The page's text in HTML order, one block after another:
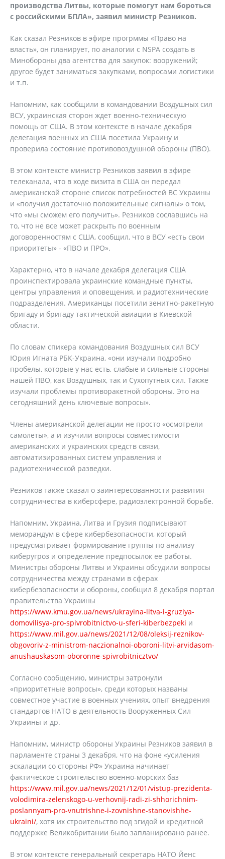
производства Литвы, которые помогут нам бороться
с российскими БПЛА», заявил министр Резников.
Как сказал Резников в эфире прогрммы «Право на
власть», он планирует, по аналогии с NSPA создать в
Минобороны два агентства для закупок: вооружений;
другое будет заниматься закупками, вопросами логистики
и т.п.
Напомним, как сообщили в командовании Воздушных сил
ВСУ, украинская сторон ждет военно-техническую
помощь от США. В этом контексте в начале декабря
делегация военных из США посетила Украину и
проверила состояние противовоздушной обороны (ПВО).
В этом контексте министр Резников заявил в эфире
телеканала, что в ходе визита в США он передал
американской стороне список потребностей ВС Украины
и «получил достаточно положительные сигналы» о том,
что «мы сможем его получить». Резников сославшись на
то, что не все может раскрыть по военным
договоренностям с США, сообщил, что в ВСУ «есть свои
приоритеты» - «ПВО и ПРО».
Характерно, что в начале декабря делегация США
проинспектировала украинские командные пункты,
центры управления и оповещения, и радиотехнические
подразделения. Американцы посетили зенитно-ракетную
бригаду и бригаду тактической авиации в Киевской
области.
По словам спикера командования Воздушных сил ВСУ
Юрия Игната РБК-Украина, «они изучали подробно
пробелы, которые у нас есть, слабые и сильные стороны
нашей ПВО, как Воздушных, так и Сухопутных сил. Также
изучали проблемы противоракетной обороны. Это на
сегодняшний день ключевые вопросы».
Члены американской делегации не просто «осмотрели
самолеты», а и изучили вопросы совместимости
американских и украинских средств связи,
автоматизированных систем управления и
радиотехнической разведки.
Резников также сказал о заинтересованности развития
сотрудничества в киберсфере, радиоэлектронной борьбе.
Напомним, Украина, Литва и Грузия подписывают
меморандум в сфере кибербезопасности, который
предусматривает формирование группы по анализу
киберугроз и определение предпосылок ее работы.
Министры обороны Литвы и Украины обсудили вопросы
сотрудничества между странами в сферах
кибербезопасности и обороны, сообщил 8 декабря портал
правительства Украины
https://www.kmu.gov.ua/news/ukrayina-litva-i-gruziya-
domovilisya-pro-spivrobitnictvo-u-sferi-kiberbezpeki и
https://www.mil.gov.ua/news/2021/12/08/oleksij-reznikov-
obgovoriv-z-ministrom-naczionalnoi-oboroni-litvi-arvidasom-
anushauskasom-oboronne-spivrobitnicztvo/
Согласно сообщению, министры затронули
«приоритетные вопросы», среди которых названы
совместное участие в военных учениях, опыт внедрения
стандартов НАТО в деятельность Вооруженных Сил
Украины и др.
Напомним, министр обороны Украины Резников заявил в
парламенте страны 3 декабря, что на фоне «усиления
эскалации со стороны РФ» Украина начинает
фактическое строительство военно-морских баз
https://www.mil.gov.ua/news/2021/12/01/vistup-prezidenta-
volodimira-zelenskogo-u-verhovnij-radi-zi-shhorichnim-
poslannyam-pro-vnutrishne-i-zovnishne-stanovishhe-
ukraini/, хотя их строительство под эгидой и кредитной
поддержке Великобритании было запланировано ранее.
В этом контексте генеральный секретарь НАТО Йенс